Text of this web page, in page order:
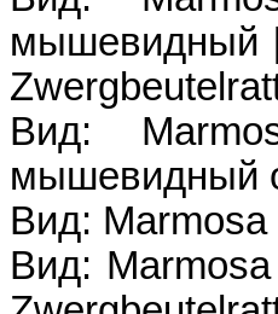
мышевидный
Вид:
мышевидный
Вид: Marmosa
Вид: